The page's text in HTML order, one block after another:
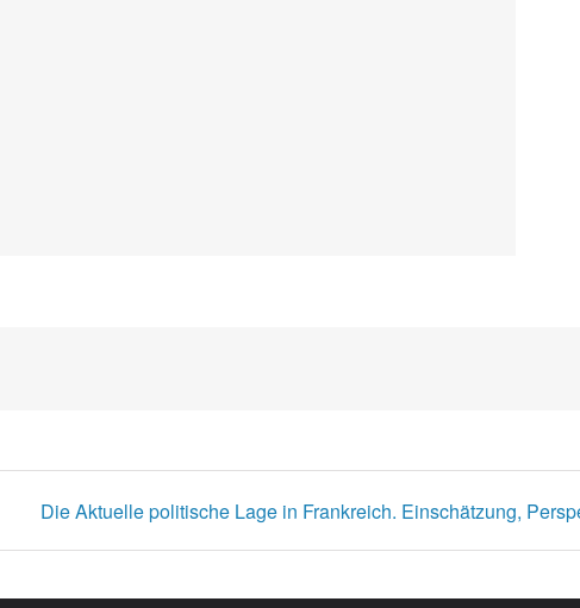
Die Aktuelle politische Lage in Frankreich. Einschätzung,